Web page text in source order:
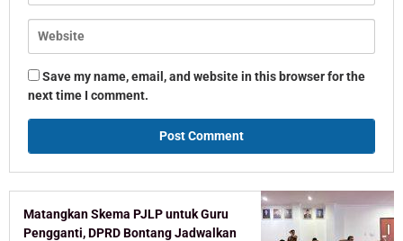
Save my name, email, and website in this browser for the
next time I comment.
Matangkan Skema PJLP untuk Guru
Pengganti, DPRD Bontang Jadwalkan